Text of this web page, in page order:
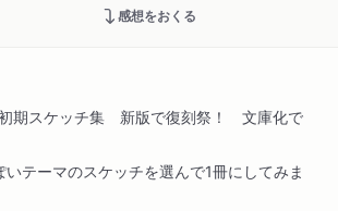
感想をおくる
期スケッチ集 新版で復刻祭！ 文庫化で
いテーマのスケッチを選んで1冊にしてみま